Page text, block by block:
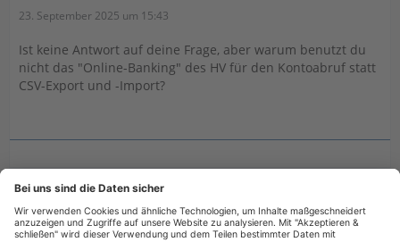
23. September 2025 um 15:43
Ist keine Antwort auf deine Frage, aber warum benutzt du
nicht das "Online-Banking" des HV für den Kontoabruf statt
CSV-Export und -Import?
Billy 23. September 2025 um 15:50
Dateien - welche Spalten werden erwartet“ zu „Import
von CSV Dateien - welche Spalten werden erwartet?“